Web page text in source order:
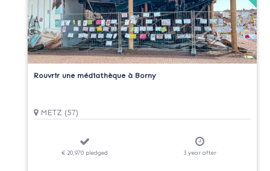
Rouvrir une médiathèque à Borny
METZ (57)
€ 20,970 pledged 3 year after